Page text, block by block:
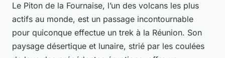
Le Piton de la Fournaise, l’un des volcans les plus
actifs au monde, est un passage incontournable
pour quiconque effectue un trek à la Réunion. Son
paysage désertique et lunaire, strié par les coulées